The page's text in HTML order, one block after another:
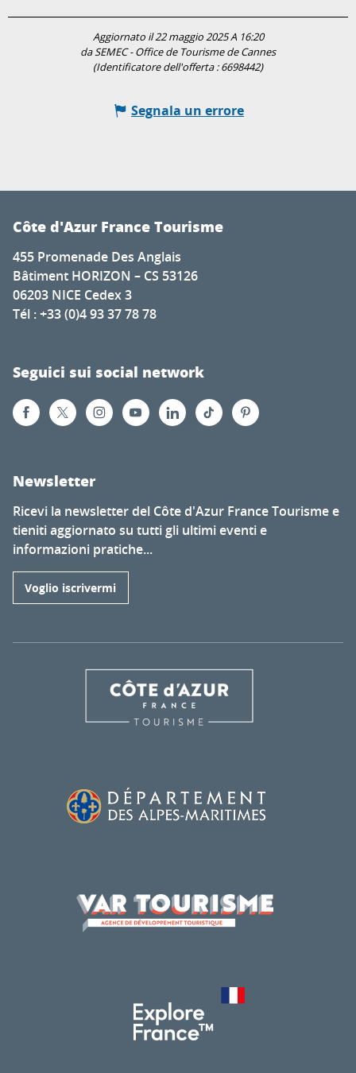
Aggiornato il 22 maggio 2025 A 16:20
da SEMEC - Office de Tourisme de Cannes
(Identificatore dell'offerta :6698442)
Segnala un errore
Côte d'Azur France Tourisme
455 Promenade Des Anglais
Bâtiment HORIZON – CS 53126
06203 NICE Cedex 3
Tél : +33 (0)4 93 37 78 78
Seguici sui social network
Newsletter
Ricevi la newsletter del Côte d'Azur France Tourisme e
tieniti aggiornato su tutti gli ultimi eventi e
informazioni pratiche...
Voglio iscrivermi